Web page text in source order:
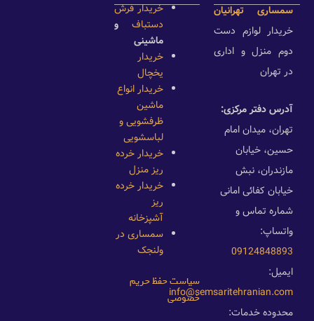
سمساری تهرانیان
خریدار لوازم دست
دوم منزل و اداری
در تهران
آدرس دفتر مرکزی:
تهران، میدان امام
حسین، خیابان
مازندران، نبش
خیابان کفائی امانی
شماره تماس و
واتساپ:
09124848893
ایمیل:
info@semsaritehranian.com
محدوده خدمات:
خریدار فرش
دستبافو
ماشینی
خریدار
یخچال
خریدار انواع
ماشین
ظرفشویی و
لباسشویی
خریدار خرده
ریز منزل
خریدار خرده
ریز
آشپزخانه
سمساری در
ولنجک
سیاست حفظ حریم
خصوصی